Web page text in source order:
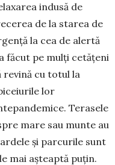
indusă de
de la starea de
la cea de alertă
făcut pe mulți cetățeni
revină cu totul la
lor
Terasele
mare sau munte au
și parcurile sunt
mai așteaptă puțin.